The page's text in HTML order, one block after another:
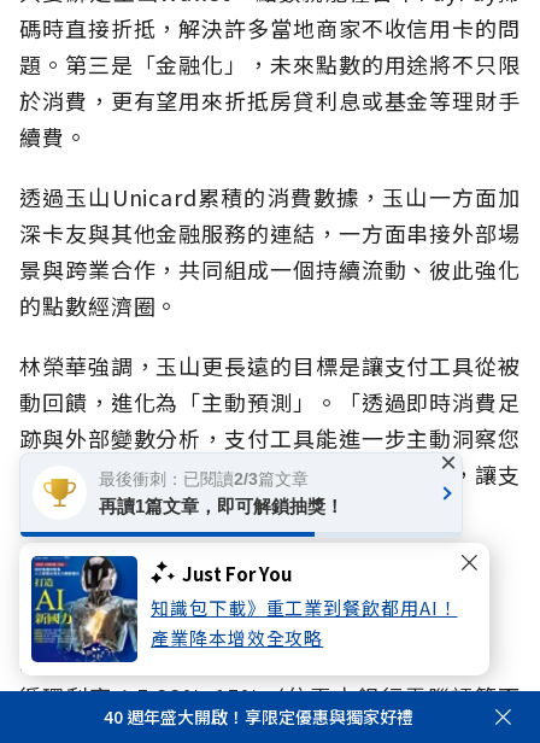
Just For You
知識包下載》重工業到餐飲都用AI！
產業降本增效全攻略
碼時直接折抵，解決許多當地商家不收信用卡的問
題。第三是「金融化」，未來點數的用途將不只限
於消費，更有望用來折抵房貸利息或基金等理財手
續費。
透過玉山Unicard累積的消費數據，玉山一方面加
深卡友與其他金融服務的連結，一方面串接外部場
景與跨業合作，共同組成一個持續流動、彼此強化
的點數經濟圈。
林榮華強調，玉山更長遠的目標是讓支付工具從被
動回饋，進化為「主動預測」。「透過即時消費足
跡與外部變數分析，支付工具能進一步主動洞察您
的消費偏好，精準推薦符合習慣的卡友優惠，讓支
付體驗真正升級為消費者的生活顧問。」
【立即申辦玉山Unicard】
謹慎理財_信用無價
循環利率：5.88%-15%_(依玉山銀行電腦評等而
訂，基準日：2015/09/01)。_預借現金手續費(依
40 週年盛大開啟！享限定優惠與獨家好禮
最後衝刺：已閱讀2/3篇文章
再讀1篇文章，即可解鎖抽獎！
×